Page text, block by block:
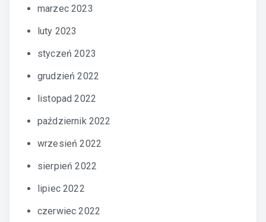
marzec 2023
luty 2023
styczeń 2023
grudzień 2022
listopad 2022
październik 2022
wrzesień 2022
sierpień 2022
lipiec 2022
czerwiec 2022